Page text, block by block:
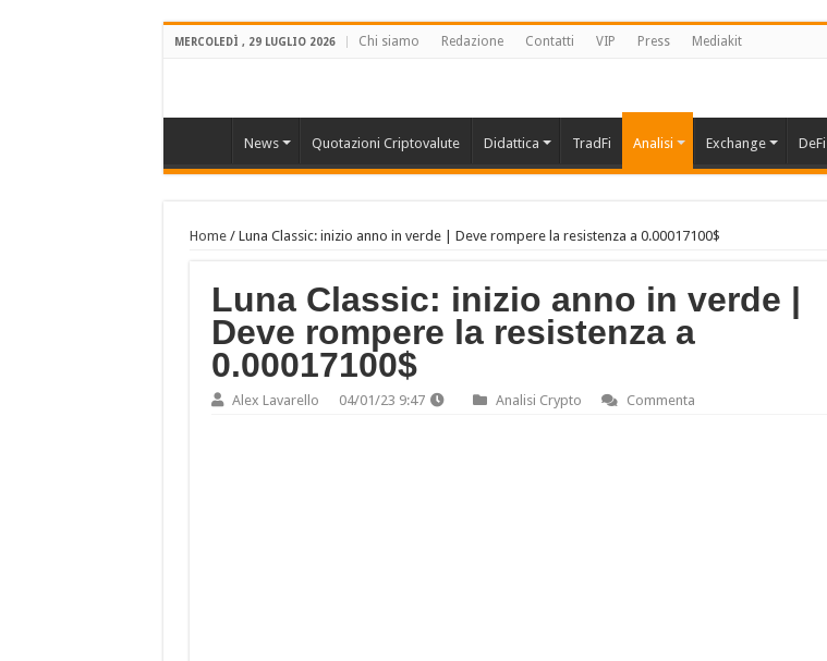
MERCOLEDÌ , 29 LUGLIO 2026 Chi siamo Redazione Contatti VIP Press Mediakit
News Quotazioni Criptovalute Didattica TradFi Analisi Exchange DeFi
Home/ Luna Classic: inizio anno in verde | Deve rompere la resistenza a 0.00017100$
Luna Classic: inizio anno in verde |
Deve rompere la resistenza a
0.00017100$
Alex Lavarello 04/01/23 9:47 Analisi Crypto Commenta